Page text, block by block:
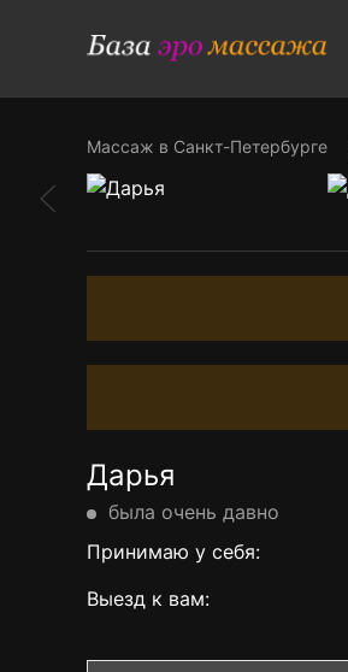
Массаж в Санкт-Петербурге
Дарья
была очень давно
Принимаю у себя:
Выезд к вам: